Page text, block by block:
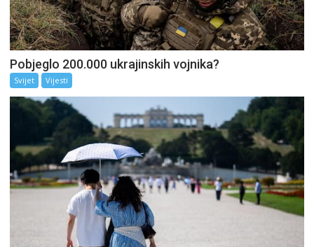
Pobjeglo 200.000 ukrajinskih vojnika?
Svijet Vijesti